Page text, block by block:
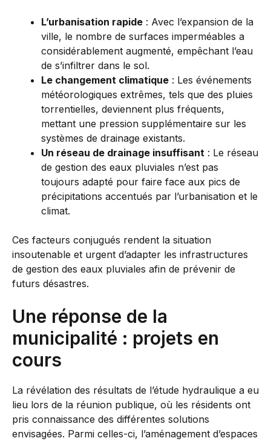
L’urbanisation rapide : Avec l’expansion de la
ville, le nombre de surfaces imperméables a
considérablement augmenté, empêchant l’eau
de s’infiltrer dans le sol.
Le changement climatique : Les événements
météorologiques extrêmes, tels que des pluies
torrentielles, deviennent plus fréquents,
mettant une pression supplémentaire sur les
systèmes de drainage existants.
Un réseau de drainage insuffisant : Le réseau
de gestion des eaux pluviales n’est pas
toujours adapté pour faire face aux pics de
précipitations accentués par l’urbanisation et le
climat.
Ces facteurs conjugués rendent la situation
insoutenable et urgent d’adapter les infrastructures
de gestion des eaux pluviales afin de prévenir de
futurs désastres.
Une réponse de la
municipalité : projets en
cours
La révélation des résultats de l’étude hydraulique a eu
lieu lors de la réunion publique, où les résidents ont
pris connaissance des différentes solutions
envisagées. Parmi celles-ci, l’aménagement d’espaces